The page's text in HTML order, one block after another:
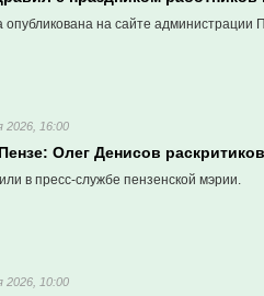
опубликована на сайте администрации
2026, 16:00
Олег Денисов
в пресс-службе пензенской мэрии.
2026, 10:00